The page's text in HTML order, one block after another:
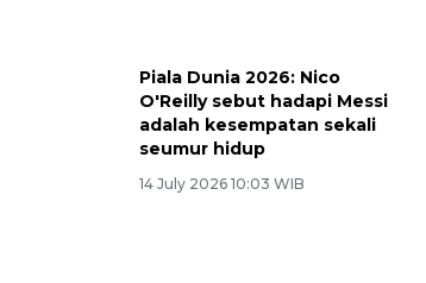
Piala Dunia 2026: Nico
O'Reilly sebut hadapi Messi
adalah kesempatan sekali
seumur hidup
14 July 2026 10:03 WIB